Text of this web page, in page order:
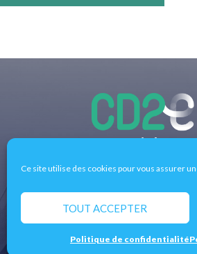
Ce site utilise des cookies pour vous assurer
TOUT ACCEPTER
Politique de confidentialité
Pôle d’excellence
entreprises, les
concrètes aux enjeux